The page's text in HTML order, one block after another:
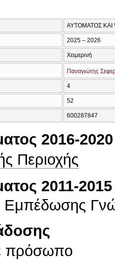
ΑΥΤΟΜΑΤΟΣ
2025 – 2026
Χειμερινή
Παναγιώτης
4
52
600287847
2016-2020
Περιοχής
2011-2015
Εμπέδωσης
πρόσωπο